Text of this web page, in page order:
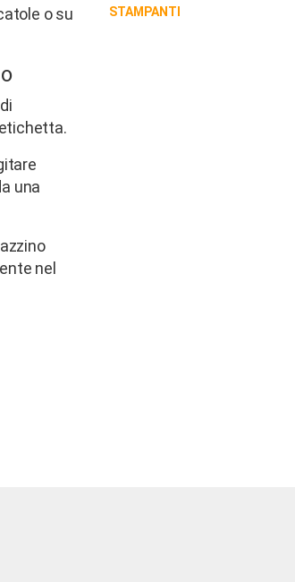
o su
una
nel
STAMPANTI